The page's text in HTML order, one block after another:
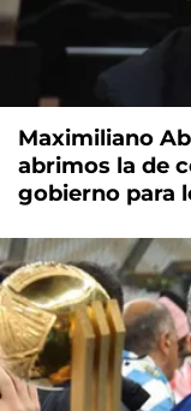
Maximiliano
abrimos la de
gobierno para